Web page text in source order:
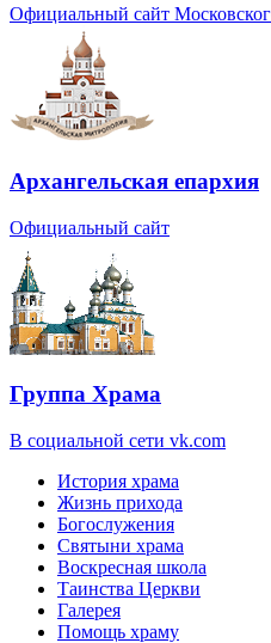
Официальный сайт
Архангельская епархия
Официальный сайт
Группа Храма
В социальной сети vk.com
История храма
Жизнь прихода
Богослужения
Святыни храма
Воскресная школа
Таинства Церкви
Галерея
Помощь храму